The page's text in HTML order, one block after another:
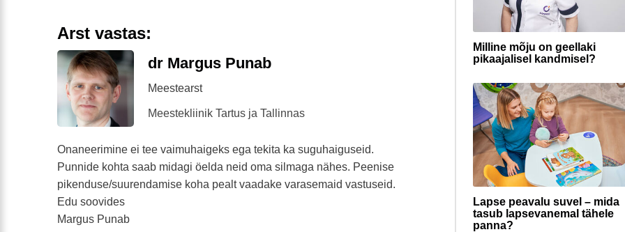
Milline mõju on geellaki
pikaajalisel kandmisel?
Lapse peavalu suvel – mida
tasub lapsevanemal tähele
panna?
Arst vastas:
dr Margus Punab
Meestearst
Meestekliinik Tartus ja Tallinnas
Onaneerimine ei tee vaimuhaigeks ega tekita ka suguhaiguseid.
Punnide kohta saab midagi öelda neid oma silmaga nähes. Peenise
pikenduse/suurendamise koha pealt vaadake varasemaid vastuseid.
Edu soovides
Margus Punab